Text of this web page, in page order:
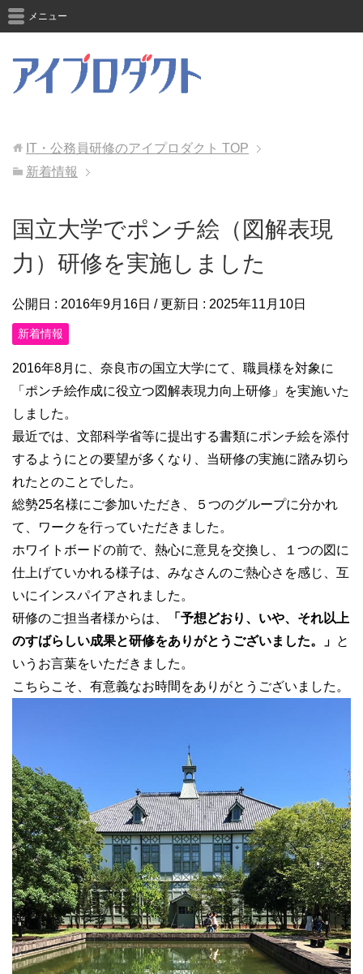
メニュー
IT・公務員研修のアイプロダクト TOP
新着情報
国立大学でポンチ絵（図解表現
力）研修を実施しました
公開日 : 2016年9月16日 / 更新日 : 2025年11月10日
新着情報
2016年8月に、奈良市の国立大学にて、職員様を対象に
「ポンチ絵作成に役立つ図解表現力向上研修」を実施いた
しました。
最近では、文部科学省等に提出する書類にポンチ絵を添付
するようにとの要望が多くなり、当研修の実施に踏み切ら
れたとのことでした。
総勢25名様にご参加いただき、５つのグループに分かれ
て、ワークを行っていただきました。
ホワイトボードの前で、熱心に意見を交換し、１つの図に
仕上げていかれる様子は、みなさんのご熱心さを感じ、互
いにインスパイアされました。
研修のご担当者様からは、
「予想どおり、いや、それ以上
のすばらしい成果と研修をありがとうございました。」 と
いうお言葉をいただきました。
こちらこそ、有意義なお時間をありがとうございました。